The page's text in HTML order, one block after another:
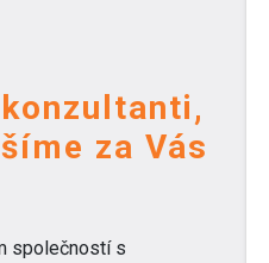
za Vás
společností s